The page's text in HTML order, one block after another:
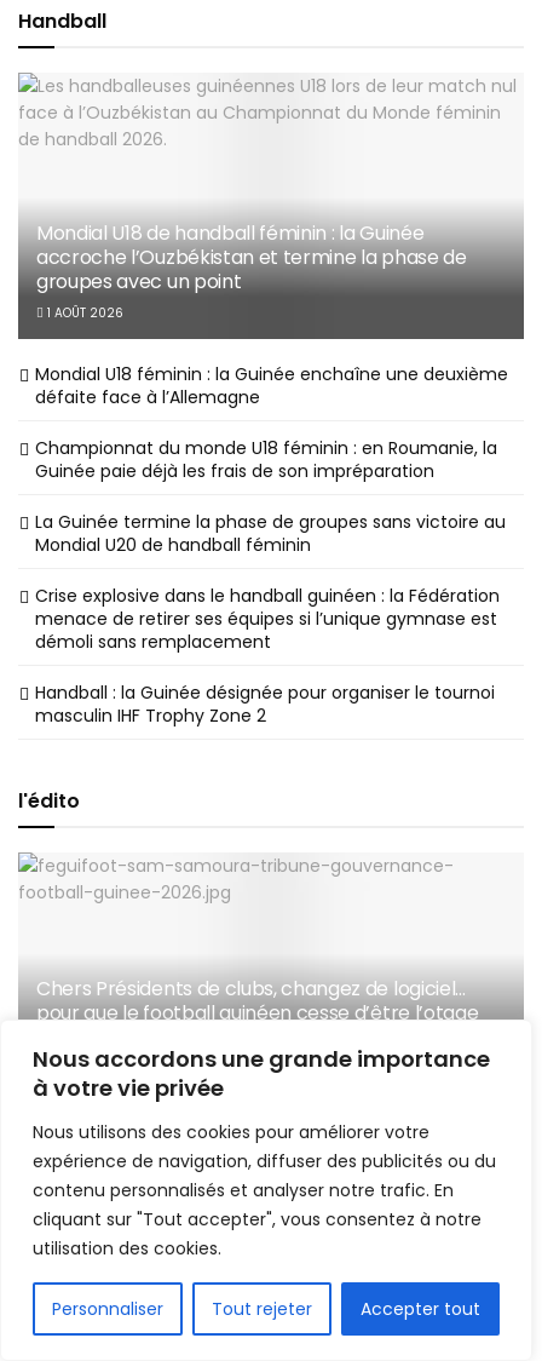
Nous accordons une grande importance
à votre vie privée
Nous utilisons des cookies pour améliorer votre
expérience de navigation, diffuser des publicités ou du
contenu personnalisés et analyser notre trafic. En
cliquant sur "Tout accepter", vous consentez à notre
utilisation des cookies.
Personnaliser Tout rejeter Accepter tout
Handball
Mondial U18 de handball féminin : la Guinée
accroche l’Ouzbékistan et termine la phase de
groupes avec un point
1 AOÛT 2026
Mondial U18 féminin : la Guinée enchaîne une deuxième
défaite face à l’Allemagne
Championnat du monde U18 féminin : en Roumanie, la
Guinée paie déjà les frais de son impréparation
La Guinée termine la phase de groupes sans victoire au
Mondial U20 de handball féminin
Crise explosive dans le handball guinéen : la Fédération
menace de retirer ses équipes si l’unique gymnase est
démoli sans remplacement
Handball : la Guinée désignée pour organiser le tournoi
masculin IHF Trophy Zone 2
l'édito
Chers Présidents de clubs, changez de logiciel…
pour que le football guinéen cesse d’être l’otage
Samoura)
30 JUIN 2026
Handball, reines du monde, fierté de l’Afrique : quand la
Guinée transforme le mérite en symbole !
Édito : le handball guinéen n’est plus une promesse, mais
une réalité
Ligue 1 Guicopres : des sanctions lourdes face à une
vi0lence persistante, l’arbitrage toujours au centre